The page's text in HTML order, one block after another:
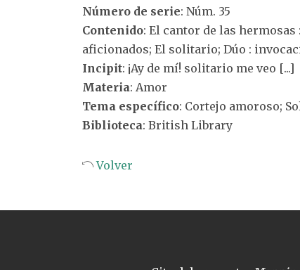
Número de serie: Núm. 35
Contenido: El cantor de las
aficionados; El solitario; Dúo :
Incipit: ¡Ay de mí! solitario me veo [...]
Materia: Amor
Tema específico: Cortejo amoroso;
Biblioteca: British Library
Volver